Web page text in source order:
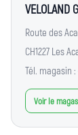
VELOLAND
Route des
CH1227 Les
Tél. magasin :
Voir le